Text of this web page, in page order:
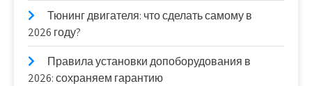
Тюнинг двигателя: что сделать самому в
2026 году?
Правила установки допоборудования в
2026: сохраняем гарантию